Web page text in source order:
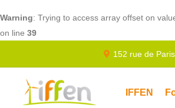
Warning: Trying to access array offset on
on line 39
152 rue de
IFFEN